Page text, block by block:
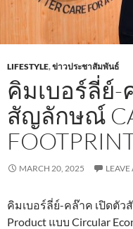
LIFESTYLE,ข่าวประชาสัมพันธ์
คิมเบอร์ลี่ย์-
สัญลักษณ์
MARCH 20, 2025
คิมเบอร์ลี่ย์-คล๊าค เปิดตั
Product แบบ Circular